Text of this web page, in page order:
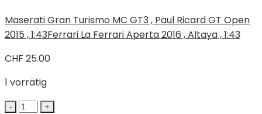
Maserati Gran Turismo MC GT3 , Paul Ricard GT Open
2015 , 1:43Ferrari La Ferrari Aperta 2016 , Altaya , 1:43
CHF 25.00
1 vorrätig